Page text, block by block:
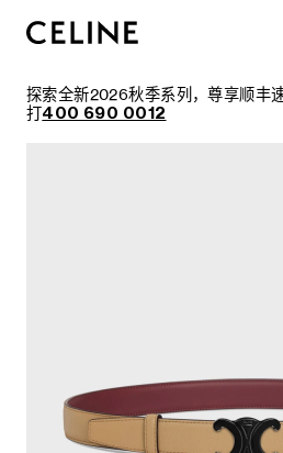
探索全新2026秋季系列，尊享顺丰
打400 690 0012